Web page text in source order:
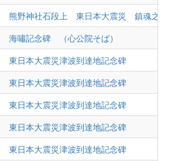
熊野神社石段上 東日本大震災 鎮魂之碑
海嘯記念碑 （心公院そば）
東日本大震災津波到達地記念碑
東日本大震災津波到達地記念碑
東日本大震災津波到達地記念碑
東日本大震災津波到達地記念碑
東日本大震災津波到達地記念碑